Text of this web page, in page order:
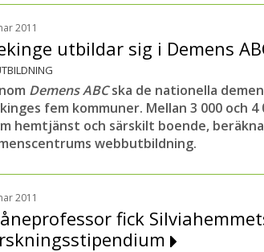
2011
utbildar sig i Demens
Demens ABCska de nationella
fem kommuner. Mellan 3 000 och
hemtjänst och särskilt boende,
webbutbildning.
2011
fick